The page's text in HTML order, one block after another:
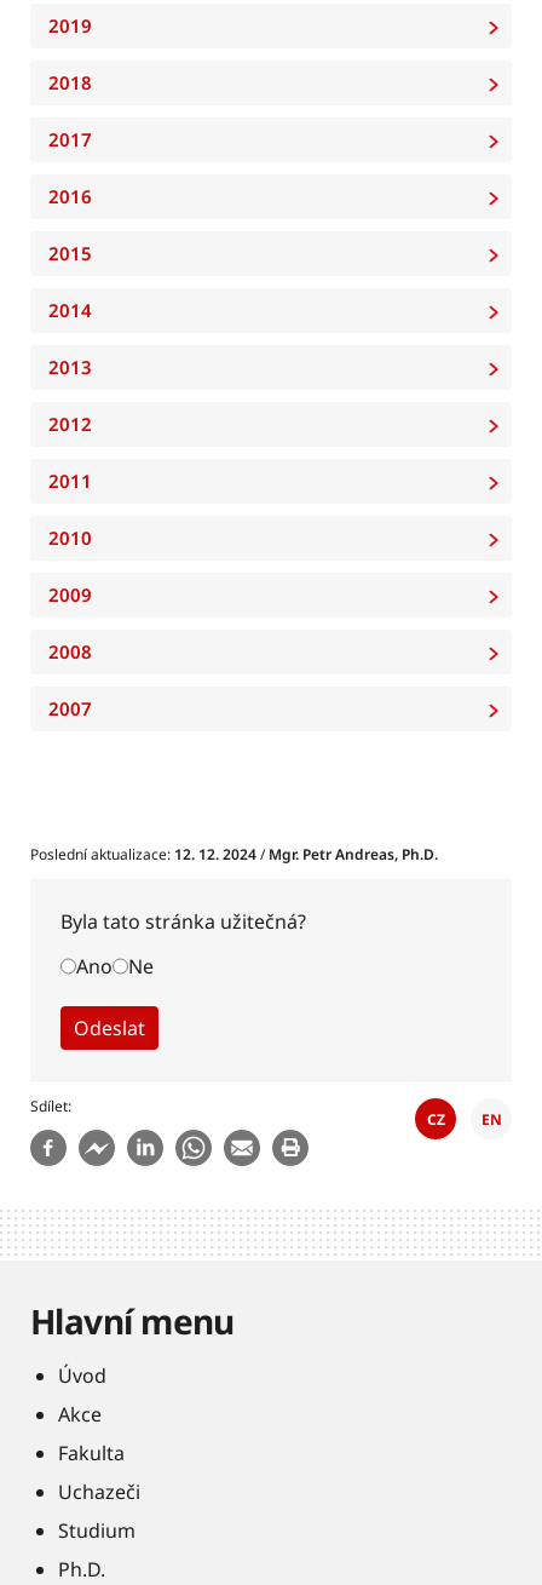
2019
2018
2017
2016
2015
2014
2013
2012
2011
2010
2009
2008
2007
Poslední aktualizace: 12. 12. 2024/Mgr. Petr Andreas, Ph.D.
Byla tato stránka užitečná?
Ano
Ne
Sdílet
CZ EN
Hlavní menu
Úvod
Akce
Fakulta
Uchazeči
Studium
Ph.D.